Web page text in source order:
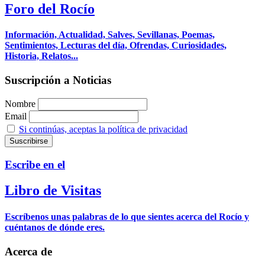
Foro del Rocío
Información, Actualidad, Salves, Sevillanas, Poemas,
Sentimientos, Lecturas del día, Ofrendas, Curiosidades,
Historia, Relatos...
Suscripción a Noticias
Nombre
Email
Si continúas, aceptas la política de privacidad
Escribe en el
Libro de Visitas
Escríbenos unas palabras de lo que sientes acerca del Rocío y
cuéntanos de dónde eres.
Acerca de